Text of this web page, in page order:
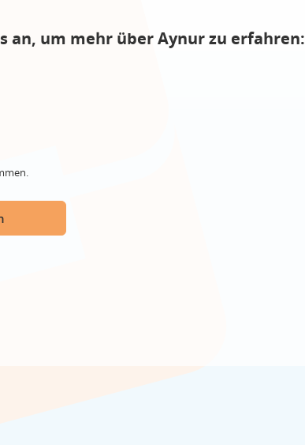
an, um mehr über Aynur zu erfahren: